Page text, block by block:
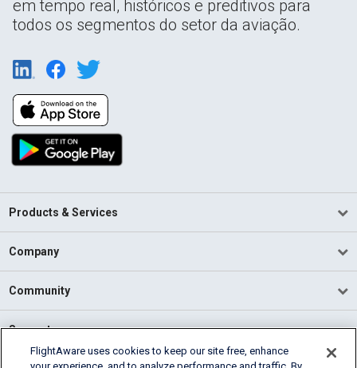
em tempo real, históricos e preditivos para
todos os segmentos do setor da aviação.
Products & Services
Company
Community
Support
FlightAware uses cookies to keep our site free, enhance